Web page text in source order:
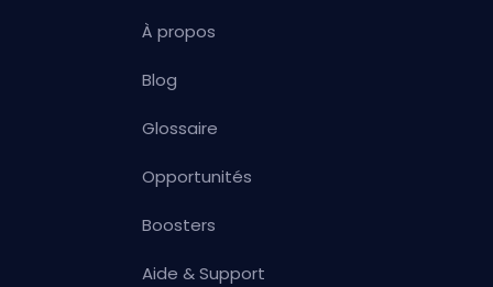
À propos
Blog
Glossaire
Opportunités
Boosters
Aide & Support